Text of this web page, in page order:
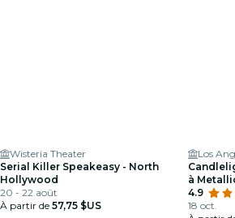
Wisteria Theater
Serial Killer Speakeasy - North
Hollywood
20 - 22 août
À partir de 57,75 $US
Los
à
4.9
18 oct.